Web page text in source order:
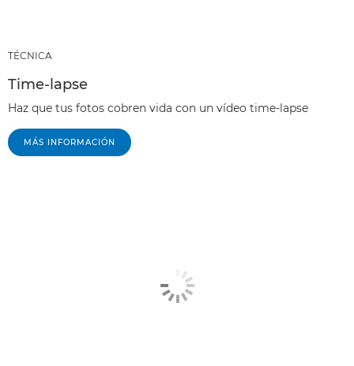
TÉCNICA
Time-lapse
Haz que tus fotos cobren vida con un vídeo time-lapse
MÁS INFORMACIÓN